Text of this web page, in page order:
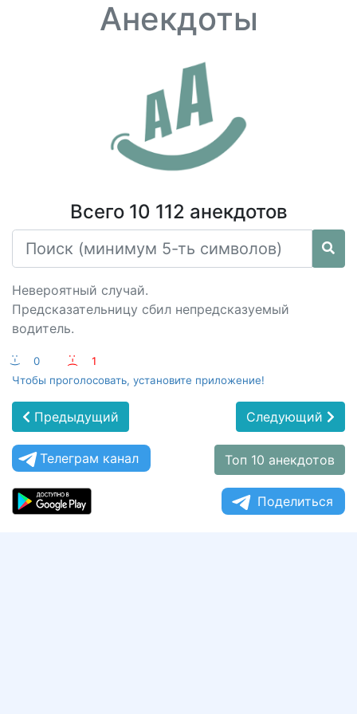
Анекдоты
Всего 10 112 анекдотов
Невероятный случай.
Предсказательницу сбил непредсказуемый
водитель.
:-) 0 :-(
1
Чтобы проголосовать, установите приложение!
Предыдущий Следующий
Телеграм канал Топ 10 анекдотов
Поделиться